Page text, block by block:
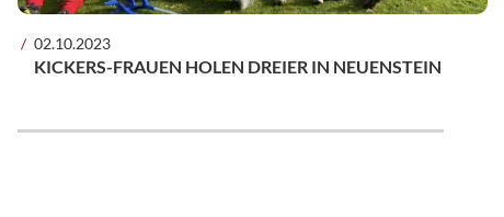
02.10.2023
KICKERS-FRAUEN HOLEN DREIER IN NEUENSTEIN